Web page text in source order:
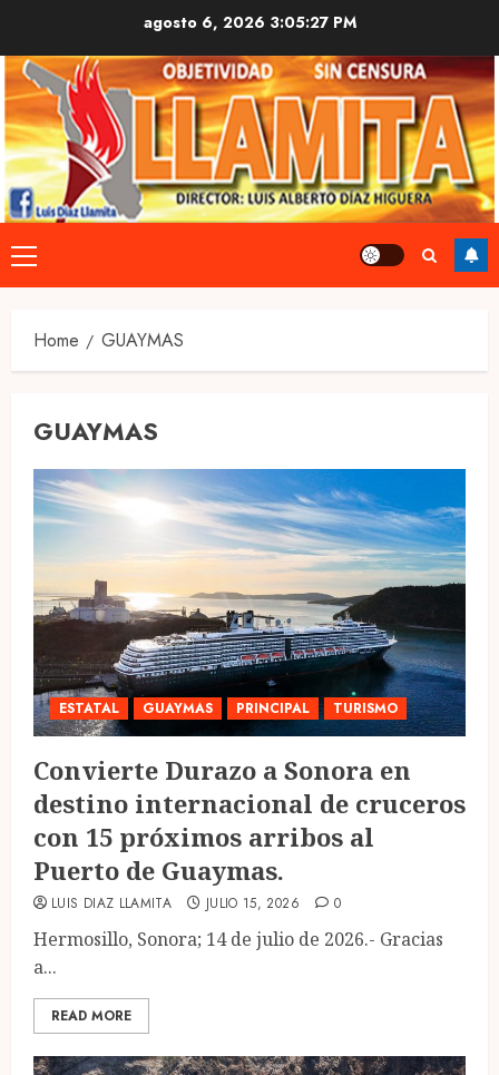
content
agosto 6, 2026 3:05:28 PM
Primary
Menu
Home GUAYMAS
GUAYMAS
ESTATAL GUAYMAS PRINCIPAL TURISMO
Convierte Durazo a Sonora en
destino internacional de cruceros
con 15 próximos arribos al
Puerto de Guaymas.
LUIS DIAZ LLAMITA JULIO 15, 2026 0
Hermosillo, Sonora; 14 de julio de 2026.- Gracias
a...
READ MORE